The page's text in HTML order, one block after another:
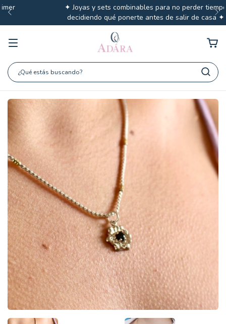
✦ Joyas y sets combinables para no perder tiempo
decidiendo qué ponerte antes de salir de casa ✦